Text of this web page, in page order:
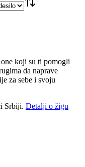
koji su ti pomogli
da naprave
za sebe i svoju
Srbiji. Detalji o žigu